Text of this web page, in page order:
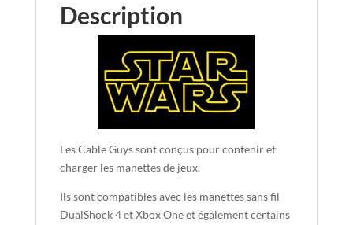
Description
Les Cable Guys sont conçus pour contenir et
charger les manettes de jeux.
Ils sont compatibles avec les manettes sans fil
DualShock 4 et Xbox One et également certains